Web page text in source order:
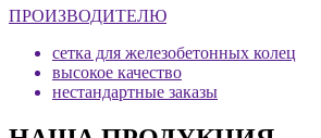
ПРОИЗВОДИТЕЛЮ
сетка для железобетонных колец
высокое качество
нестандартные заказы